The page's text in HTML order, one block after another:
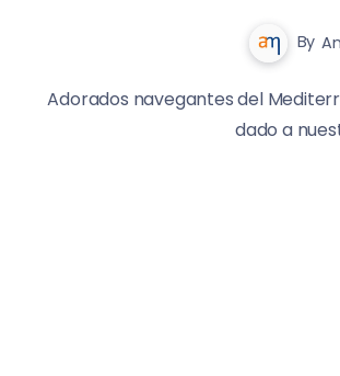
By
Adorados navegantes del
dado a